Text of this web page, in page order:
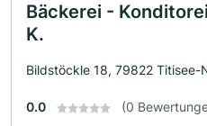
Bäckerei -
K.
Bildstöckle 18, 79822 Titisee-
0.0 (0